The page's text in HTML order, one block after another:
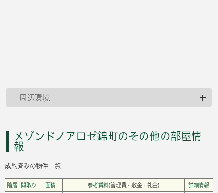
周辺環境
メゾンドノアロゼ錦町のその他の部屋情
報
成約済みの物件一覧
階層 間取り 面積 参考賃料(管理費・敷金・礼金) 詳細情報